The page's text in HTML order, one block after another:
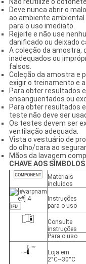
Deve nunca abrir o
ao ambiente
para o uso imediato.
Rejeite e não use
danificado ou deixado
A coleção da amostra,
inadequados ou
falsos.
Coleção da amostra e
exigir o treinamento e
Para obter resultados
ensanguentados ou
Para obter resultados
teste não deve ser
Os testes devem ser
ventilação adequada.
Vista o vestuário de
do olho/cara ao
Mãos da lavagem
CHAVE AOS
Materiais
incluídos
Instruções
para o uso
Consulte
instruções
Para o uso
Loja em
2°C~30°C